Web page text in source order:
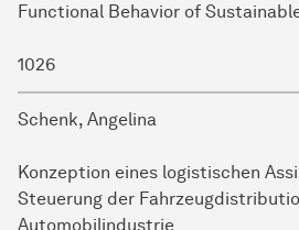
Functional Behavior of
1026
Schenk, Angelina
Konzeption eines logistischen
Steuerung der
Automobilindustrie